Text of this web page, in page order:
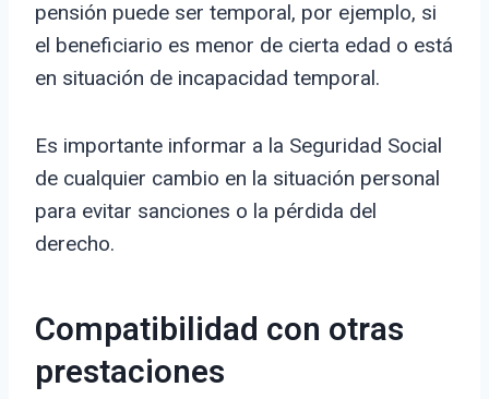
pensión puede ser temporal, por ejemplo, si
el beneficiario es menor de cierta edad o está
en situación de incapacidad temporal.
Es importante informar a la Seguridad Social
de cualquier cambio en la situación personal
para evitar sanciones o la pérdida del
derecho.
Compatibilidad con otras
prestaciones